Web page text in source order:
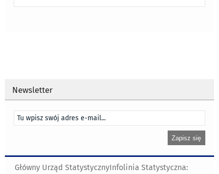
Newsletter
Główny Urząd StatystycznyInfolinia Statystyczna: